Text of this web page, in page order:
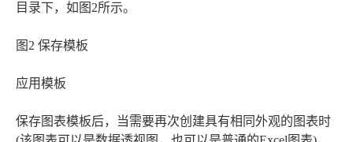
目录下，如图2所示。
图2 保存模板
应用模板
保存图表模板后，当需要再次创建具有相同外观的图表时